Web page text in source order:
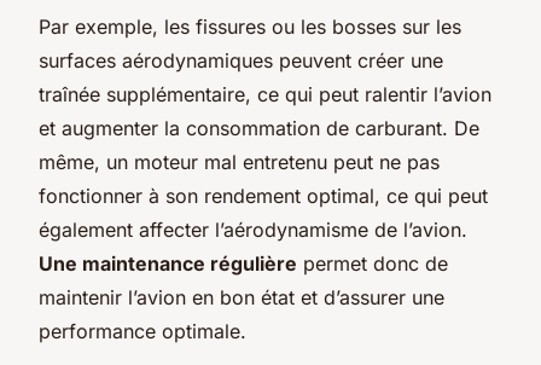
Par exemple, les fissures ou les bosses sur les
surfaces aérodynamiques peuvent créer une
traînée supplémentaire, ce qui peut ralentir l’avion
et augmenter la consommation de carburant. De
même, un moteur mal entretenu peut ne pas
fonctionner à son rendement optimal, ce qui peut
également affecter l’aérodynamisme de l’avion.
Une maintenance régulière permet donc de
maintenir l’avion en bon état et d’assurer une
performance optimale.